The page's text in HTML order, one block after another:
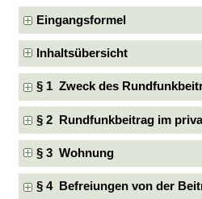
Eingangsformel
Inhaltsübersicht
§ 1 Zweck des
§ 2 Rundfunkbeitrag im
§ 3 Wohnung
§ 4 Befreiungen von der